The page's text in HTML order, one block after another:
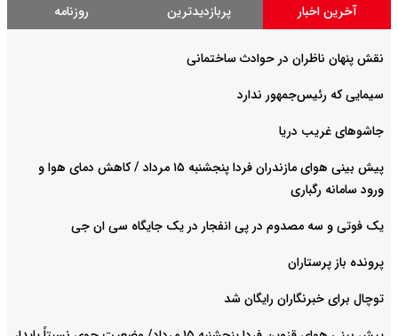
آخرین اخبار پربازدیدترین روزنامه
نقش پنهان ناظران در حوادث ساختمانی
سیمایی که رئیس‌جمهور ندارد
جاشوهای غریب دریا
پیش بینی هوای مازندران فردا پنجشنبه ۱۵ مرداد / کاهش دمای هوا و
ورود سامانه رگباری
یک فوتی و سه مصدوم در پی انفجار در یک جایگاه سی ان جی
پرونده باز پرستاران
توچال برای خبرنگاران رایگان شد